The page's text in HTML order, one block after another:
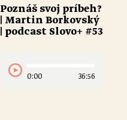
Poznáš svoj príbeh?
| Martin Borkovský
| podcast Slovo+ #53
0:00 36:56